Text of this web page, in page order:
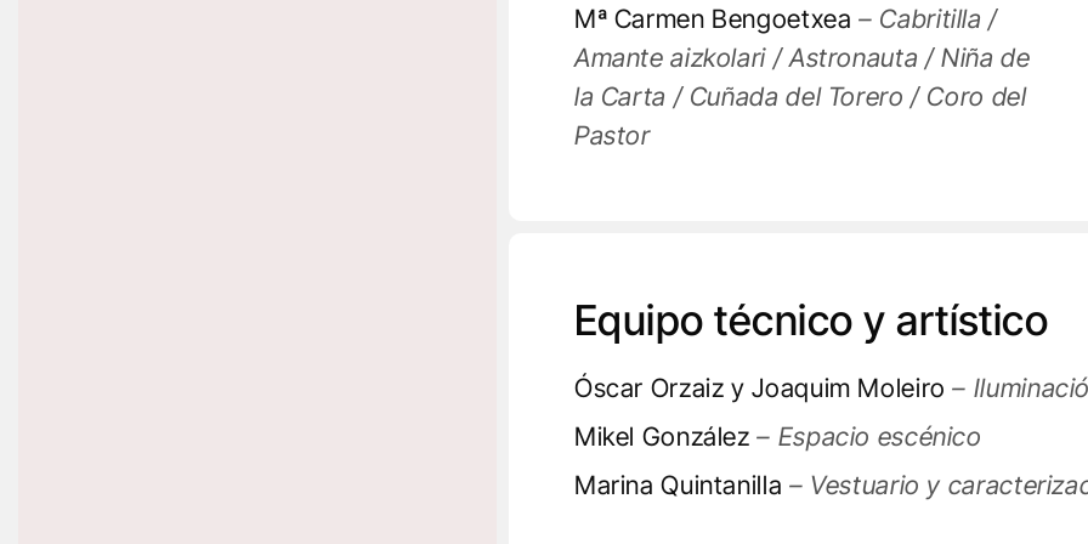
Mª Carmen Bengoetxea – Cabritilla /
Amante aizkolari / Astronauta / Niña de
la Carta / Cuñada del Torero / Coro del
Pastor
Equipo técnico y artístico
Óscar Orzaiz y Joaquim Moleiro –
Mikel González – Espacio escénico
Marina Quintanilla – Vestuario y